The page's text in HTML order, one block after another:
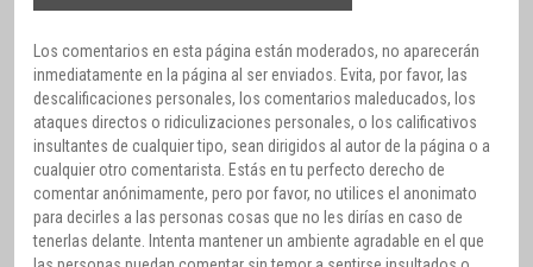
Los comentarios en esta página están moderados, no aparecerán
inmediatamente en la página al ser enviados. Evita, por favor, las
descalificaciones personales, los comentarios maleducados, los
ataques directos o ridiculizaciones personales, o los calificativos
insultantes de cualquier tipo, sean dirigidos al autor de la página o a
cualquier otro comentarista. Estás en tu perfecto derecho de
comentar anónimamente, pero por favor, no utilices el anonimato
para decirles a las personas cosas que no les dirías en caso de
tenerlas delante. Intenta mantener un ambiente agradable en el que